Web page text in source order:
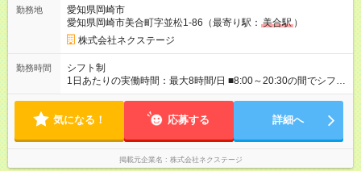
ーバル型（全国転勤あり） 月収32万円～64万4，000円 ※グロ
ーバル手当4万1，000円／月を含みます。 ■中域型（エリア内勤
務：県を跨ぐ転勤あり・転居は応相談） 月収29万円～60万7，
000円 ■地域限定型（転居を伴う転勤なし：通勤可能な範囲の
み） 月収270万～58万3，000円 【 昇給・賞与 】 ■昇給：年1
回 ■賞与：通常賞与/年4回＋チーム賞与/年2回（☆あなたの活躍
期間の長さ：3ヶ月 雇用形態、給与は本採用時と同じです。
勤務地
愛知県岡崎市
愛知県岡崎市美合町字並松1-86（最寄り駅： 美合駅 ）
株式会社ネクステージ
勤務時間
シフト制
1日あたりの実働時間：最大8時間/日 ■8:00～20:30の間でシフト
制（実働8h／休憩60分） ※9:30～18:30（メイン時間帯）を軸
業が少なめなので、仕事終わりの趣味や家族と過ごす時間もた
気になる！ 応募する 詳細へ
掲載元企業名 株式会社ネクステージ